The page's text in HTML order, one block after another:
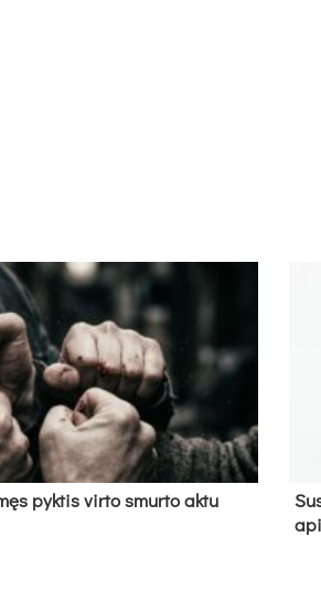
pyk­tis vir­to smur­to ak­tu